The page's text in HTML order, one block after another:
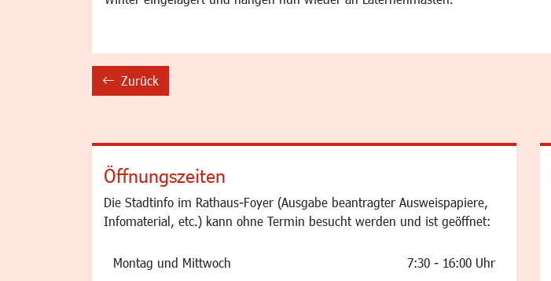
backward Zurück
Öffnungszeiten
Die Stadtinfo im Rathaus-Foyer (Ausgabe beantragter Ausweispapiere,
Infomaterial, etc.) kann ohne Termin besucht werden und ist geöffnet:
Montag und Mittwoch 7:30 - 16:00 Uhr